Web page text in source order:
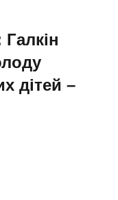
дітей –